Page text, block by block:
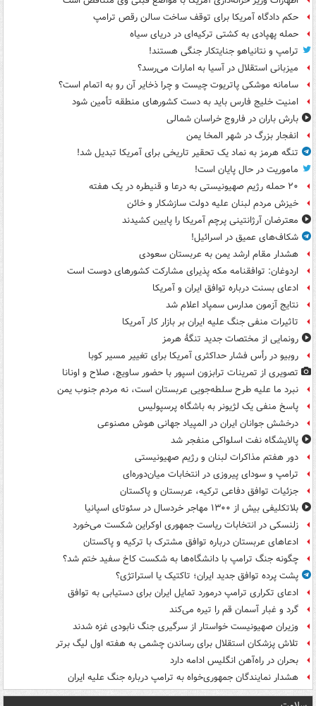
حکم دادگاه آمریکا برای توقف ساخت سالن رقص ترامپ
حمله پهپادی به کشتی ترکیه‌ای در دریای سیاه
ترامپ و نتانیاهو جنایتکار جنگی هستند!
میزبانی استقلال در آسیا به امارات می‌رسد؟
سامانه موشکی پاتریوت چیست و چرا ذخایر آن رو به اتمام است؟
امنیت خلیج فارس باید به دست کشورهای منطقه تأمین شود
بارش باران در فاروج خراسان شمالی
انفجار بزرگ در شهر المخا یمن
تنگه هرمز به نماد یک تحقیر تاریخی برای آمریکا تبدیل شد!
ماموریت در حال پایان است!
۲۰ حمله رژیم صهیونیستی به درعا و قنیطره در یک هفته
خیزش مردم لبنان علیه دولت سازشکار و خائن
معترضان آرژانتینی پرچم آمریکا را پایین کشیدند
شکاف‌های عمیق در اسرائیل!
هشدار مقام ارشد یمن به عربستان سعودی
اردوغان: توافقنامه مکه پذیرای مشارکت کشورهای دوست است
ادعای بسنت درباره توافق ایران و آمریکا
نتایج آزمون مدارس سمپاد اعلام شد
تاثیرات منفی جنگ علیه ایران بر بازار کار آمریکا
رونمایی از مختصات جدید تنگۀ هرمز
روبیو در رأس فشار حداکثری آمریکا برای تغییر مسیر کوبا
تصویری از تمرینات ترابزون اسپور با حضور ساویچ، صلاح و اونانا
نبرد ما علیه طرح سلطه‌جویی عربستان است، نه مردم جنوب یمن
پاسخ منفی یک لژیونر به باشگاه پرسپولیس
درخشش جوانان ایران در المپیاد جهانی هوش مصنوعی
پالایشگاه نفت اسلواکی منفجر شد
دور هفتم مذاکرات لبنان و رژیم صهیونیستی
ترامپ و سودای پیروزی در انتخابات میان‌دوره‌ای
جزئیات توافق دفاعی ترکیه، عربستان و پاکستان
بلاتکلیفی بیش از ۱۳۰۰ مهاجر خردسال در سئوتای اسپانیا
زلنسکی در انتخابات ریاست جمهوری اوکراین شکست می‌خورد
ادعاهای عربستان درباره توافق مشترک با ترکیه و پاکستان
چگونه جنگ ترامپ با دانشگاه‌ها به شکست کاخ سفید ختم شد؟
پشت پرده توافق جدید ایران؛ تاکتیک یا استراتژی؟
ادعای تکراری ترامپ درمورد تمایل ایران برای دستیابی به توافق
گرد و غبار آسمان قم را تیره می‌کند
وزیران صهیونیست خواستار از سرگیری جنگ نابودی غزه شدند
تلاش پزشکان استقلال برای رساندن چشمی به هفته اول لیگ برتر
بحران در راه‌آهن انگلیس ادامه دارد
هشدار نمایندگان جمهوری‌خواه به ترامپ درباره جنگ علیه ایران